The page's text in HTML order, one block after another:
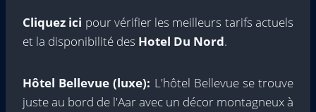
Cliquez ici pour vérifier les meilleurs tarifs actuels
et la disponibilité des Hotel Du Nord.
Hôtel Bellevue (luxe): L'hôtel Bellevue se trouve
juste au bord de l'Aar avec un décor montagneux à